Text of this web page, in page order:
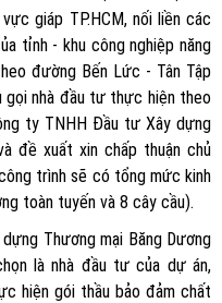
giáp TP.HCM, nối liền các
tỉnh - khu công nghiệp năng
đường Bến Lức - Tân Tập
gọi nhà đầu tư thực hiện theo
ty TNHH Đầu tư Xây dựng
đề xuất xin chấp thuận chủ
trình sẽ có tổng mức kinh
toàn tuyến và 8 cây cầu).
Thương mại Băng Dương
là nhà đầu tư của dự án,
hiện gói thầu bảo đảm chất